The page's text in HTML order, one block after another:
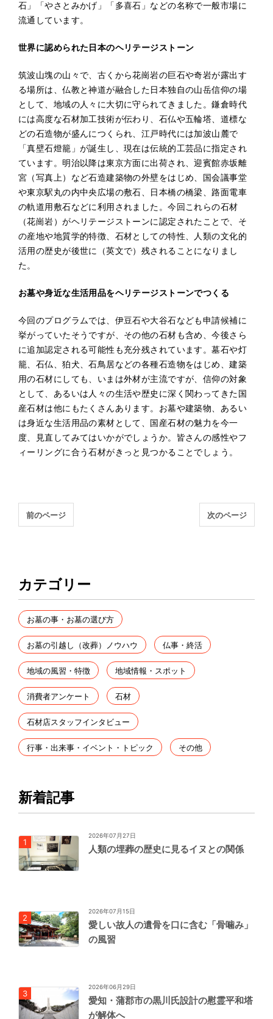
石」「やさとみかげ」「多喜石」などの名称で一般市場に
流通しています。
世界に認められた日本のヘリテージストーン
筑波山塊の山々で、古くから花崗岩の巨石や奇岩が露出す
る場所は、仏教と神道が融合した日本独自の山岳信仰の場
として、地域の人々に大切に守られてきました。鎌倉時代
には高度な石材加工技術が伝わり、石仏や五輪塔、道標な
どの石造物が盛んにつくられ、江戸時代には加波山麓で
「真壁石燈籠」が誕生し、現在は伝統的工芸品に指定され
ています。明治以降は東京方面に出荷され、迎賓館赤坂離
宮（写真上）など石造建築物の外壁をはじめ、国会議事堂
や東京駅丸の内中央広場の敷石、日本橋の橋梁、路面電車
の軌道用敷石などに利用されました。今回これらの石材
（花崗岩）がヘリテージストーンに認定されたことで、そ
の産地や地質学的特徴、石材としての特性、人類の文化的
活用の歴史が後世に（英文で）残されることになりまし
た。
お墓や身近な生活用品をヘリテージストーンでつくる
今回のプログラムでは、伊豆石や大谷石なども申請候補に
挙がっていたそうですが、その他の石材も含め、今後さら
に追加認定される可能性も充分残されています。墓石や灯
籠、石仏、狛犬、石鳥居などの各種石造物をはじめ、建築
用の石材にしても、いまは外材が主流ですが、信仰の対象
として、あるいは人々の生活や歴史に深く関わってきた国
産石材は他にもたくさんあります。お墓や建築物、あるい
は身近な生活用品の素材として、国産石材の魅力を今一
度、見直してみてはいかがでしょうか。皆さんの感性やフ
ィーリングに合う石材がきっと見つかることでしょう。
前のページ 次のページ
カテゴリー
お墓の事・お墓の選び方
お墓の引越し（改葬）ノウハウ 仏事・終活
地域の風習・特徴 地域情報・スポット
消費者アンケート 石材
石材店スタッフインタビュー
行事・出来事・イベント・トピック その他
新着記事
2026年07月27日
人類の埋葬の歴史に見るイヌとの関係
2026年07月15日
愛しい故人の遺骨を口に含む「骨噛み」
の風習
2026年06月29日
愛知・蒲郡市の黒川氏設計の慰霊平和塔
が解体へ